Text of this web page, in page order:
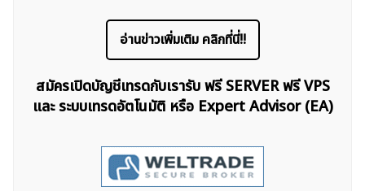
อ่านข่าวเพิ่มเติม คลิกที่นี่!!
สมัครเปิดบัญชีเทรดกับเรารับ ฟรี SERVER ฟรี VPS
และ ระบบเทรดอัตโนมัติ หรือ Expert Advisor (EA)